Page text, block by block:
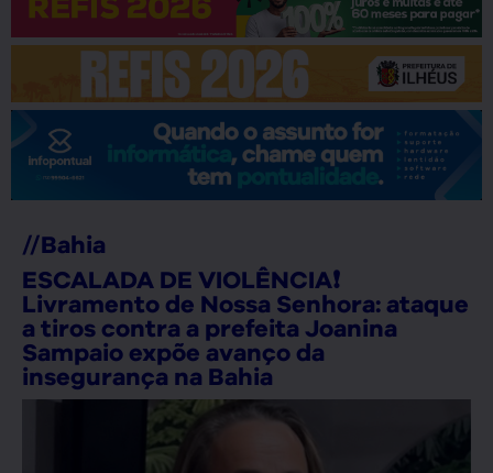
//Bahia
ESCALADA DE VIOLÊNCIA❗
Livramento de Nossa Senhora: ataque
a tiros contra a prefeita Joanina
Sampaio expõe avanço da
insegurança na Bahia